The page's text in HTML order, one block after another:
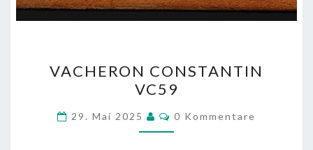
CONSTANTIN
VC59
VACHERON CONSTANTIN
VC59
29. Mai 2025 Kommentare
0 Kommentare